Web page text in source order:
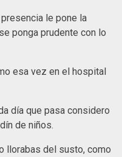
le pone la
ponga prudente con lo
esa vez en el hospital
día que pasa considero
de niños.
llorabas del susto, como